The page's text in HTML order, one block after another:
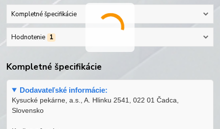
Kompletné špecifikácie
Hodnotenie 1
Kompletné špecifikácie
Dodavateľské informácie:
Kysucké pekárne, a.s., A. Hlinku 2541, 022 01 Čadca,
Slovensko